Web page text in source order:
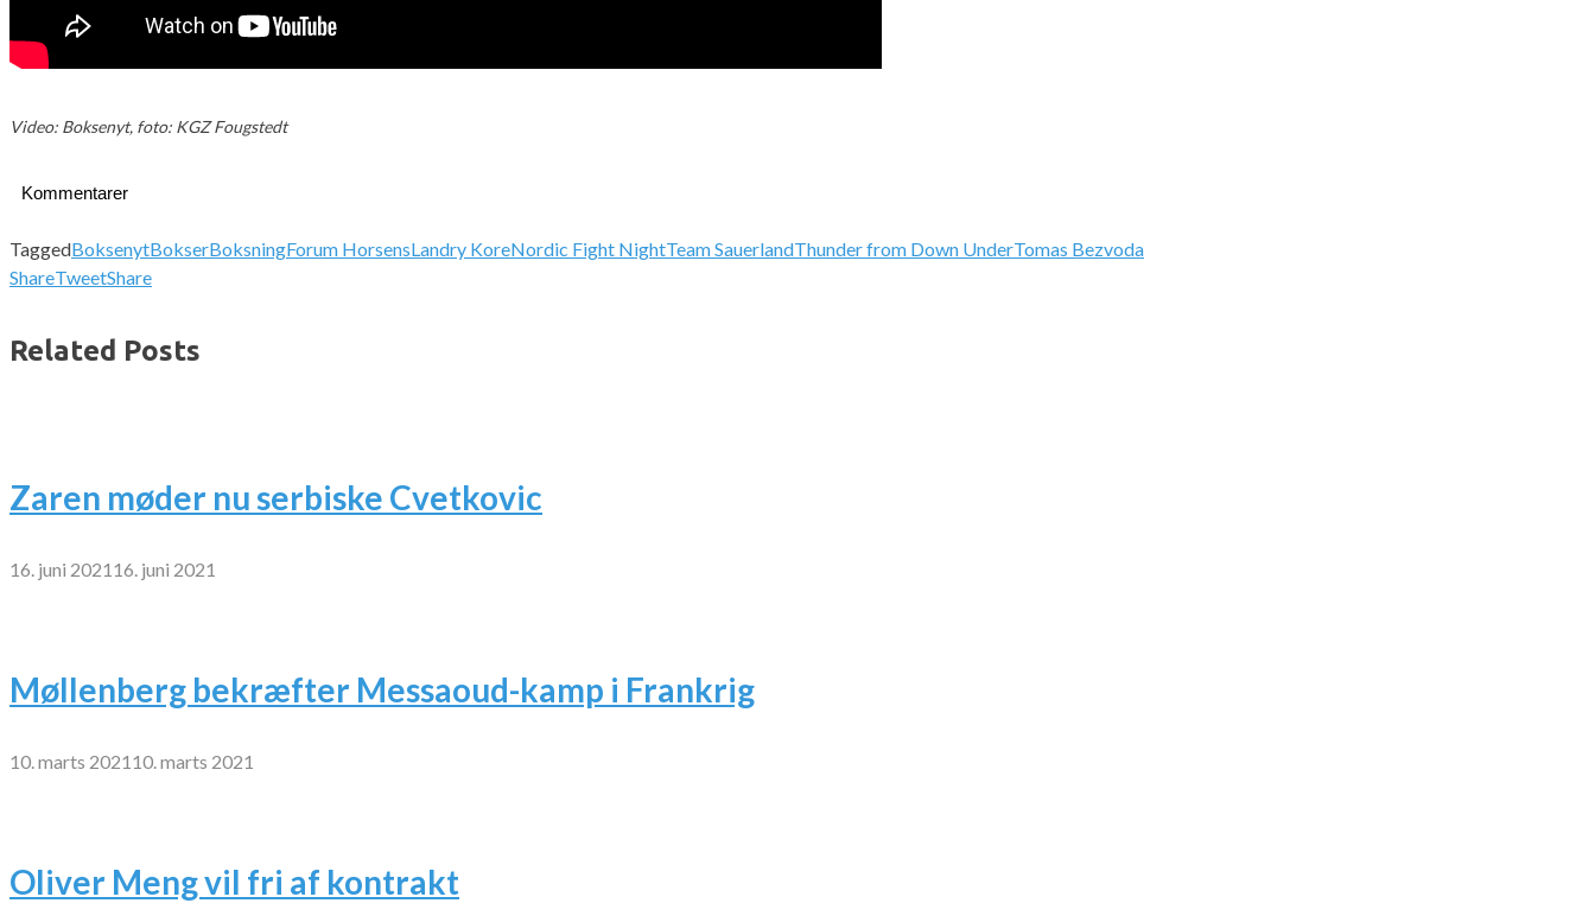
Video: Boksenyt, foto: KGZ Fougstedt
Kommentarer
TaggedBoksenytBokserBoksningForum HorsensLandry KoreNordic Fight NightTeam SauerlandThunder from Down UnderTomas Bezvoda
ShareTweetShare
Related Posts
Zaren møder nu serbiske Cvetkovic
16. juni 2021 16. juni 2021
Møllenberg bekræfter Messaoud-kamp i Frankrig
10. marts 2021 10. marts 2021
Oliver Meng vil fri af kontrakt